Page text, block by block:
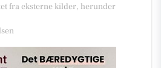
fra eksterne kilder, herunder